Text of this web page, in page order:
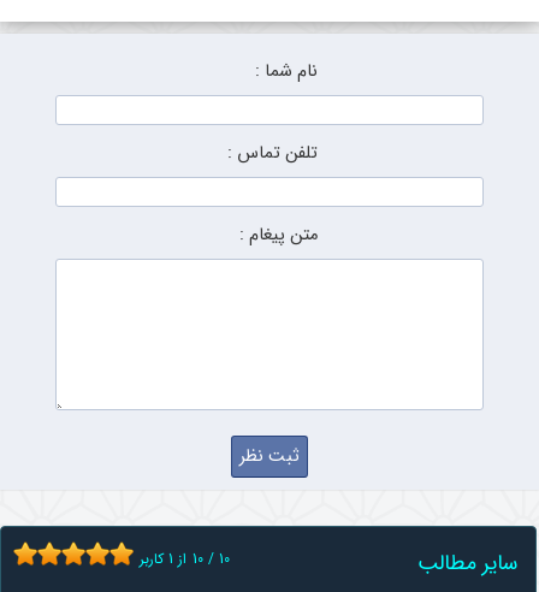
نام شما :
تلفن تماس :
متن پیغام :
سایر مطالب 10 / 10 از 1کاربر